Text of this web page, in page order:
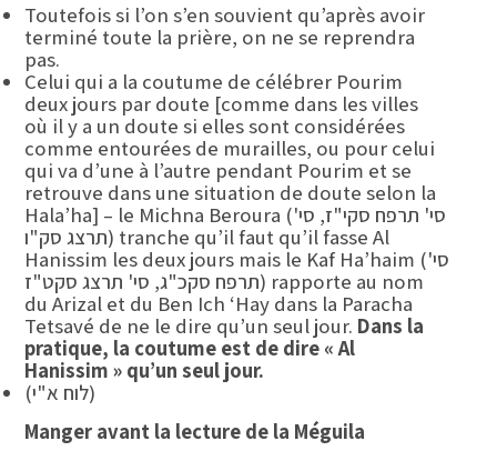
Toutefois si l’on s’en souvient qu’après avoir
terminé toute la prière, on ne se reprendra
pas.
Celui qui a la coutume de célébrer Pourim
deux jours par doute [comme dans les villes
où il y a un doute si elles sont considérées
comme entourées de murailles, ou pour celui
qui va d’une à l’autre pendant Pourim et se
retrouve dans une situation de doute selon la
Hala’ha] – le Michna Beroura (סי' תרפח סקי"ז, סי'
תרצג סק"ו) tranche qu’il faut qu’il fasse Al
Hanissim les deux jours mais le Kaf Ha’haim (סי'
תרפח סקכ"ג, סי' תרצג סקט"ז) rapporte au nom
du Arizal et du Ben Ich ‘Hay dans la Paracha
Tetsavé de ne le dire qu’un seul jour. Dans la
pratique, la coutume est de dire « Al
Hanissim » qu’un seul jour.
(לוח א"י)
Manger avant la lecture de la Méguila